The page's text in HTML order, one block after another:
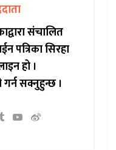
संचालित
पत्रिका सिरहा
हो ।
सक्नुहुन्छ ।